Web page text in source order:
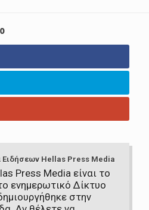
Ειδήσεων Hellas Press Media
Press Media είναι το
ενημερωτικό Δίκτυο
στην